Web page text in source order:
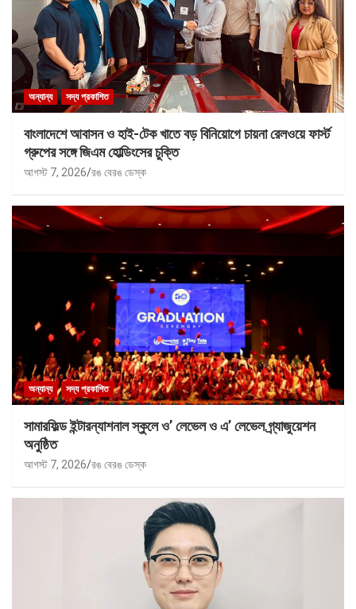
অন্যান্য সদ্য প্রকাশিত
বাংলাদেশে আবাসন ও হাই-টেক খাতে বড় বিনিয়োগে চায়না রেলওয়ে ফার্স্ট
গ্রুপের সঙ্গে জিএম হোল্ডিংসের চুক্তি
আগস্ট 7, 2026 রঙ বেরঙ ডেস্ক
অন্যান্য সদ্য প্রকাশিত
সামারফিল্ড ইন্টারন্যাশনাল স্কুলে ও’ লেভেল ও এ’ লেভেল গ্র্যাজুয়েশন
অনুষ্ঠিত
আগস্ট 7, 2026 রঙ বেরঙ ডেস্ক